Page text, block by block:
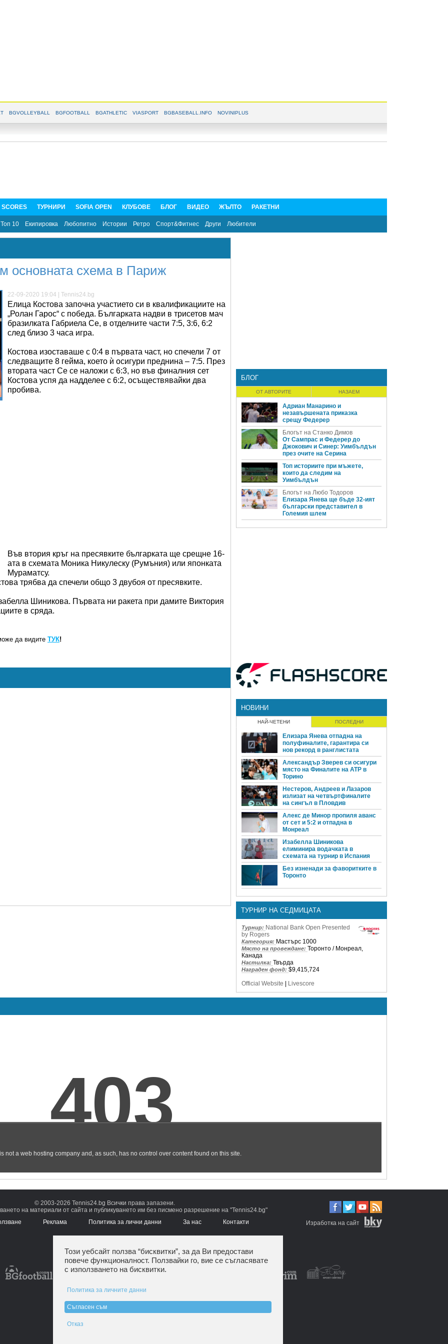
BGVOLLEYBALL BGFOOTBALL BGATHLETIC VIASPORT BGBASEBALL.INFO NOVINIPLUS
SCORES ТУРНИРИ SOFIA OPEN КЛУБОВЕ БЛОГ ВИДЕО ЖЪЛТО РАКЕТНИ
Топ 10 Екипировка Любопитно Истории Ретро Спорт&Фитнес Други Любители
основната схема в Париж
22-09-2020 19:04 | Tennis24.bg
Елица Костова започна участието си в квалификациите на
„Ролан Гарос“ с победа. Българката надви в трисетов мач
бразилката Габриела Се, в отделните части 7:5, 3:6, 6:2
след близо 3 часа игра.
Костова изоставаше с 0:4 в първата част, но спечели 7 от
следващите 8 гейма, което ѝ осигури преднина – 7:5. През
втората част Се се наложи с 6:3, но във финалния сет
Костова успя да надделее с 6:2, осъществявайки два
пробива.
Във втория кръг на пресявките българката ще срещне 16-
ата в схемата Моника Никулеску (Румъния) или японката
Мураматсу.
трябва да спечели общо 3 двубоя от пресявките.
Шиникова. Първата ни ракета при дамите Виктория
в сряда.
да видите ТУК!
БЛОГ
ОТ АВТОРИТЕ НАЗАЕМ
Адриан Манарино и
незавършената приказка
срещу Федерер
Блогът на Станко Димов
От Сампрас и Федерер до
Джокович и Синер: Уимбълдън
през очите на Серина
Топ историите при мъжете,
които да следим на
Уимбълдън
Блогът на Любо Тодоров
Елизара Янева ще бъде 32-ият
български представител в
Големия шлем
НОВИНИ
НАЙ-ЧЕТЕНИ ПОСЛЕДНИ
Елизара Янева отпадна на
полуфиналите, гарантира си
нов рекорд в ранглистата
Александър Зверев си осигури
място на Финалите на ATP в
Торино
Нестеров, Андреев и Лазаров
излизат на четвъртфиналите
на сингъл в Пловдив
Алекс де Минор пропиля аванс
от сет и 5:2 и отпадна в
Монреал
Изабелла Шиникова
елиминира водачката в
схемата на турнир в Испания
Без изненади за фаворитките в
Торонто
ТУРНИР НА СЕДМИЦАТА
Турнир: National Bank Open Presented
by Rogers
Категория: Мастърс 1000
Място на провеждане: Торонто / Монреал,
Канада
Настилка: Твърда
Награден фонд: $9,415,724
Official Website | Livescore
© 2003-2026 Tennis24.bg Всички права запазени.
на материали от сайта и публикуването им без писмено разрешение на "Tennis24.bg"
Реклама Политика за лични данни За нас Контакти Изработка на сайт
Този уебсайт ползва “бисквитки”, за да Ви предостави
повече функционалност. Ползвайки го, вие се съгласявате
с използването на бисквитки.
Политика за личните данни
Съгласен съм
Отказ